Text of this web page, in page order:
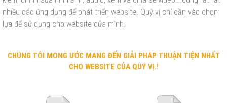
nhiều các ứng dụng để phát triển website. Quý vị chỉ cần vào chọn
lựa để sử dụng cho website của mình.
CHÚNG TÔI MONG ƯỚC MANG ĐẾN GIẢI PHÁP THUẬN TIỆN NHẤT
CHO WEBSITE CỦA QUÝ VỊ.!